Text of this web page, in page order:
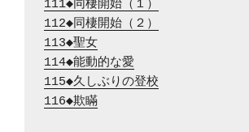
111◆同棲開始（１）
112◆同棲開始（２）
113◆聖女
114◆能動的な愛
115◆久しぶりの登校
116◆欺瞞